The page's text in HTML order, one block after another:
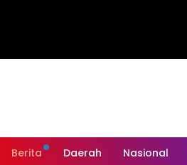
Berita Daerah Nasional